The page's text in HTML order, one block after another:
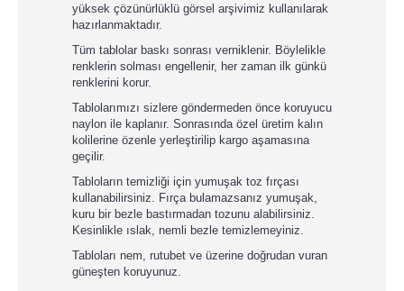
yüksek çözünürlüklü görsel arşivimiz kullanılarak
hazırlanmaktadır.
Tüm tablolar baskı sonrası verniklenir. Böylelikle
renklerin solması engellenir, her zaman ilk günkü
renklerini korur.
Tablolarımızı sizlere göndermeden önce koruyucu
naylon ile kaplanır. Sonrasında özel üretim kalın
kolilerine özenle yerleştirilip kargo aşamasına
geçilir.
Tabloların temizliği için yumuşak toz fırçası
kullanabilirsiniz. Fırça bulamazsanız yumuşak,
kuru bir bezle bastırmadan tozunu alabilirsiniz.
Kesinlikle ıslak, nemli bezle temizlemeyiniz.
Tabloları nem, rutubet ve üzerine doğrudan vuran
güneşten koruyunuz.